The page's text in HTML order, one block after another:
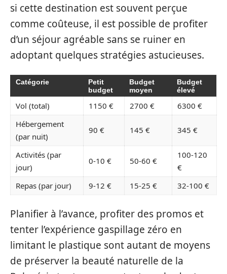
si cette destination est souvent perçue
comme coûteuse, il est possible de profiter
d’un séjour agréable sans se ruiner en
adoptant quelques stratégies astucieuses.
Catégorie
Petit
budget
Budget
moyen
Budget
élevé
Vol (total) 1150 € 2700 €
6300 €
Hébergement
(par nuit)
90 € 145 € 345 €
Activités (par
jour)
0-10 € 50-60 €
100-120
€
Repas (par jour)
9-12 € 15-25 € 32-100 €
Planifier à l’avance, profiter des promos et
tenter l’expérience gaspillage zéro en
limitant le plastique sont autant de moyens
de préserver la beauté naturelle de la